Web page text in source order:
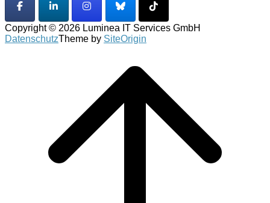
Copyright © 2026 Luminea IT Services GmbH
DatenschutzTheme by SiteOrigin